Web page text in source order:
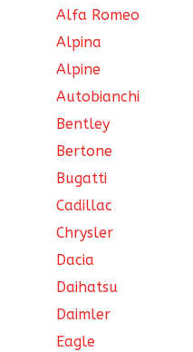
Alfa Romeo
Alpina
Alpine
Autobianchi
Bentley
Bertone
Bugatti
Cadillac
Chrysler
Dacia
Daihatsu
Daimler
Eagle